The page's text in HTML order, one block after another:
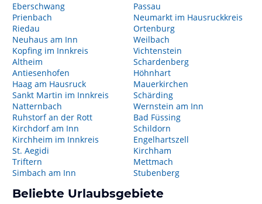
Eberschwang
Prienbach
Riedau
Neuhaus am Inn
Kopfing im Innkreis
Altheim
Antiesenhofen
Haag am Hausruck
Sankt Martin im Innkreis
Natternbach
Ruhstorf an der Rott
Kirchdorf am Inn
Kirchheim im Innkreis
St. Aegidi
Triftern
Simbach am Inn
Passau
Neumarkt im Hausruckkreis
Ortenburg
Weilbach
Vichtenstein
Schardenberg
Höhnhart
Mauerkirchen
Schärding
Wernstein am Inn
Bad Füssing
Schildorn
Engelhartszell
Kirchham
Mettmach
Stubenberg
Beliebte Urlaubsgebiete